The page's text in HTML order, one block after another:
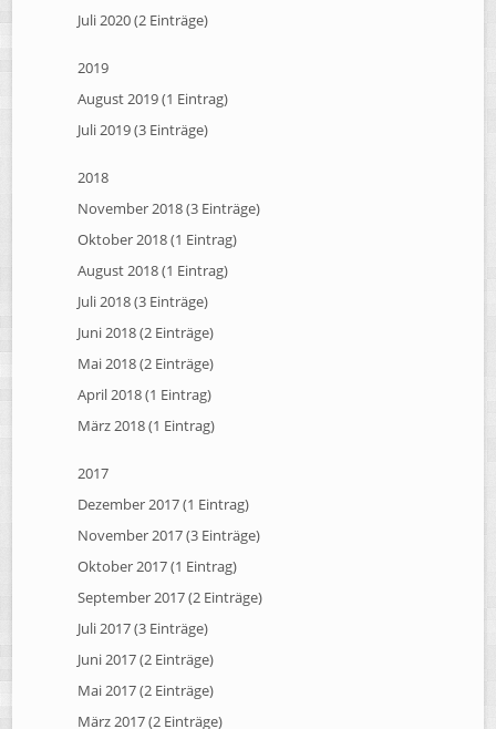
Juli 2020 (2 Einträge)
2019
August 2019 (1 Eintrag)
Juli 2019 (3 Einträge)
2018
November 2018 (3 Einträge)
Oktober 2018 (1 Eintrag)
August 2018 (1 Eintrag)
Juli 2018 (3 Einträge)
Juni 2018 (2 Einträge)
Mai 2018 (2 Einträge)
April 2018 (1 Eintrag)
März 2018 (1 Eintrag)
2017
Dezember 2017 (1 Eintrag)
November 2017 (3 Einträge)
Oktober 2017 (1 Eintrag)
September 2017 (2 Einträge)
Juli 2017 (3 Einträge)
Juni 2017 (2 Einträge)
Mai 2017 (2 Einträge)
März 2017 (2 Einträge)